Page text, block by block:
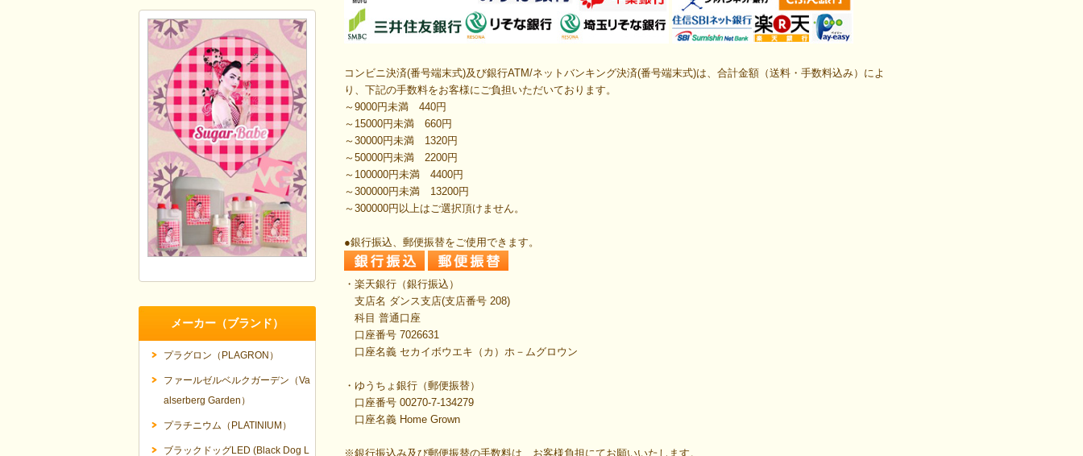
コンビニ決済(番号端末式)及び銀行ATM/ネットバンキング決済(番号端末式)は、 合計金額（送料・手数料込み）によ
り、下記の手数料をお客様にご負担いただいております。
～9000円未満 440円
～15000円未満 660円
～30000円未満 1320円
～50000円未満 2200円
～100000円未満 4400円
～300000円未満 13200円
～300000円以上はご選択頂けません。
●銀行振込、郵便振替をご使用できます。
・楽天銀行（銀行振込）
支店名 ダンス支店(支店番号 208)
科目 普通口座
口座番号 7026631
口座名義 セカイボウエキ（カ）ホ－ムグロウン
・ゆうちょ銀行（郵便振替）
口座番号 00270-7-134279
口座名義 Home Grown
※銀行振込み及び郵便振替の手数料は、お客様負担にてお願いいたします。
メーカー（ブランド）
プラグロン（PLAGRON）
ファールゼルベルクガーデン（Va
alserberg Garden）
プラチニウム（PLATINIUM）
ブラックドッグLED (Black Dog L